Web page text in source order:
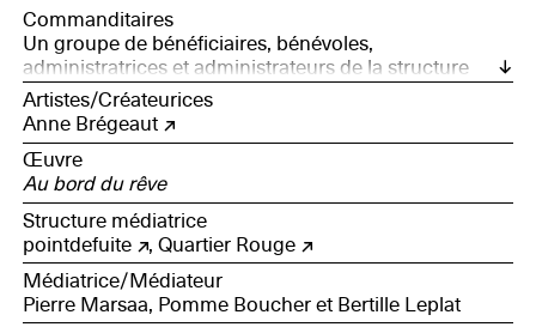
Commanditaires
Un groupe de bénéficiaires, bénévoles,
administratrices et administrateurs de la structure
associative du Secours Populaire de Limoges :
Barbara Driss, Marie-Christine Dupuy-Robinet,
Nachida Fauchereau, Jérôme Gady, Houria Meddah,
Daniel Pechieras, Sophie Vergnaud
Artistes/Créateurices
Anne Brégeaut
Œuvre
Au bord du rêve
Structure médiatrice
pointdefuite
, Quartier Rouge
Médiatrice/Médiateur
Pierre Marsaa, Pomme Boucher et Bertille Leplat